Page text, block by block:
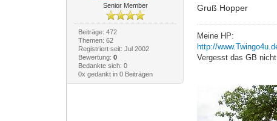
Senior Member
Beiträge: 472
Themen: 62
Registriert seit: Jul 2002
Bewertung: 0
Bedankte sich: 0
0x gedankt in 0 Beiträgen
Gruß Hopper
Meine HP:
http://
Vergesst das GB